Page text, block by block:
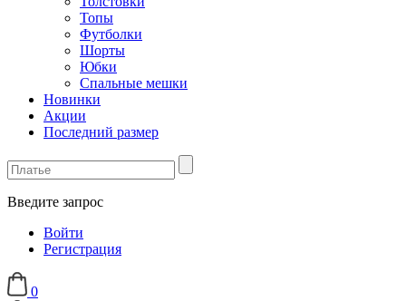
Топы
Футболки
Шорты
Юбки
Спальные мешки
Новинки
Акции
Последний размер
Введите запрос
Войти
Регистрация
0